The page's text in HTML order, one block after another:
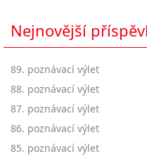
Nejnovější
89. poznávací výlet
88. poznávací výlet
87. poznávací výlet
86. poznávací výlet
85. poznávací výlet